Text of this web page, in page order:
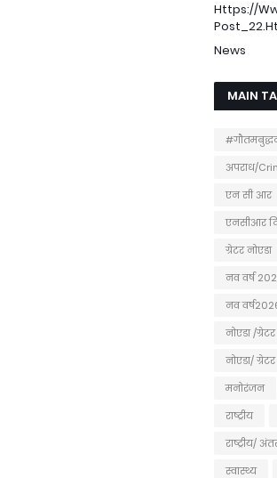
Https://
News
MAIN
अपराध/
एन सी आर
एनसीआर
ग्रेटर नोएडा
नव वर्ष
नव
नोएडा /
नोएडा/
मनोरंजन
राष्ट्रीय
राष्ट्रीय/
स्वास्थ्य